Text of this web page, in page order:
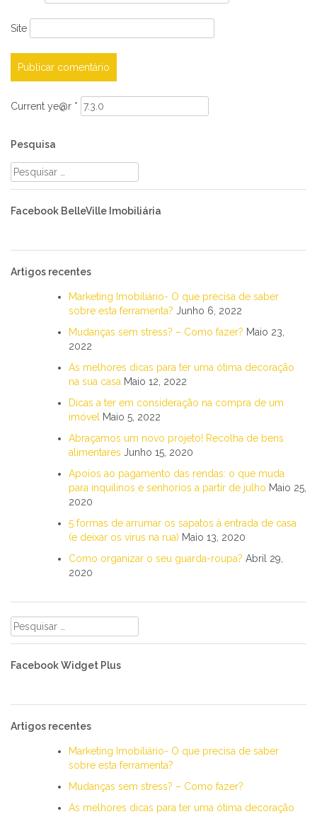
Site
Current ye@r *
Pesquisa
Pesquisar
por:
Facebook BelleVille Imobiliária
Artigos recentes
Marketing Imobiliário- O que precisa de saber
sobre esta ferramenta? Junho 6, 2022
Mudanças sem stress? – Como fazer? Maio 23,
2022
As melhores dicas para ter uma ótima decoração
na sua casa Maio 12, 2022
Dicas a ter em consideração na compra de um
imóvel
Maio 5, 2022
Abraçamos um novo projeto! Recolha de bens
alimentares Junho 15, 2020
Apoios ao pagamento das rendas: o que muda
para inquilinos e senhorios a partir de julho Maio 25,
2020
5 formas de arrumar os sapatos à entrada de casa
(e deixar os vírus na rua) Maio 13, 2020
Como organizar o seu guarda-roupa? Abril 29,
2020
Pesquisar
por:
Facebook Widget Plus
Artigos recentes
Marketing Imobiliário- O que precisa de saber
sobre esta ferramenta?
Mudanças sem stress? – Como fazer?
As melhores dicas para ter uma ótima decoração